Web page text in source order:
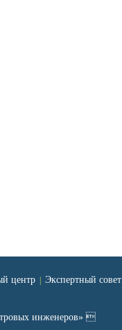
центр Экспертный совет
инженеров» 